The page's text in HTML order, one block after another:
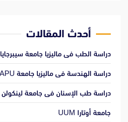
أحدث المقالات
دراسة الطب فى ماليزيا جامعة سيبرجايا
دراسة الهندسة فى ماليزيا جامعة APU
دراسة طب الإسنان فى جامعة لينكولن
جامعة أوتارا UUM